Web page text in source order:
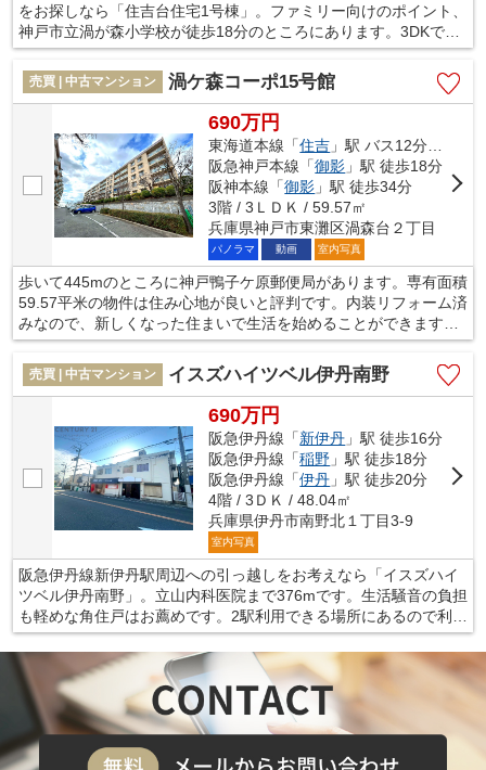
をお探しなら「住吉台住宅1号棟」。ファミリー向けのポイント、
神戸市立渦が森小学校が徒歩18分のところにあります。3DKでフ
ァミリーにちょうどよく、利便性にも優れています。坂が少ない
平坦地に立地しています。東海道本線住吉周辺にある不動産の購
入をご検討してはいかがでしょうか。交通の利便性が高いため、
快適な暮らしができます。ぜひお気軽にご連絡下さい。
売買 | 中古マンション 渦ケ森コーポ15号館
690万円
東海道本線「住吉 」駅 バス12分 「渦森台２丁目」 停歩1分
阪急神戸本線「御影 」駅 徒歩18分
阪神本線「御影 」駅 徒歩34分
3階 / 3ＬＤＫ / 59.57㎡
兵庫県神戸市東灘区渦森台２丁目
パノラマ 動画 室内写真
歩いて445mのところに神戸鴨子ケ原郵便局があります。専有面積
59.57平米の物件は住み心地が良いと評判です。内装リフォーム済
みなので、新しくなった住まいで生活を始めることができます。
バルコニーをご活用いただけます。お客様のこれからの生活に大
きく関わってくる住まい探しを、当社が誠心誠意を持ってお手伝
い致します。ぜひお客様の住まいに対するこだわりをお聞かせく
売買 | 中古マンション イスズハイツベル伊丹南野
690万円
阪急伊丹線「新伊丹 」駅 徒歩16分
阪急伊丹線「稲野 」駅 徒歩18分
阪急伊丹線「伊丹 」駅 徒歩20分
4階 / 3ＤＫ / 48.04㎡
兵庫県伊丹市南野北１丁目3-9
室内写真
阪急伊丹線新伊丹駅周辺への引っ越しをお考えなら「イスズハイ
ツベル伊丹南野」。立山内科医院まで376mです。生活騒音の負担
も軽めな角住戸はお薦めです。2駅利用できる場所にあるので利便
性が高いです。お引越しをするなら、生活に欠かせない施設が揃
っている伊丹市で新たな住まいをお求めください。当社スタッフ
が新生活を快適にスタートできるよう、しっかりとサポート致し
ます。